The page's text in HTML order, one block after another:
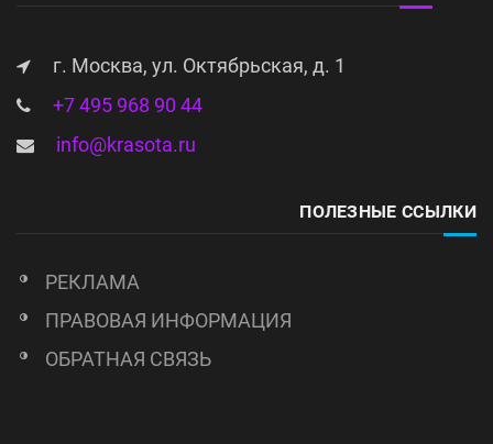
г. Москва, ул. Октябрьская, д. 1
+7 495 968 90 44
info@krasota.ru
ПОЛЕЗНЫЕ ССЫЛКИ
РЕКЛАМА
ПРАВОВАЯ ИНФОРМАЦИЯ
ОБРАТНАЯ СВЯЗЬ